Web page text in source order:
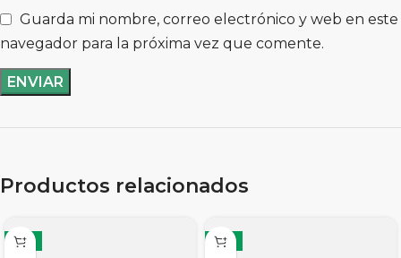
Guarda mi nombre, correo electrónico y web en este
navegador para la próxima vez que comente.
Productos relacionados
-11% -11%